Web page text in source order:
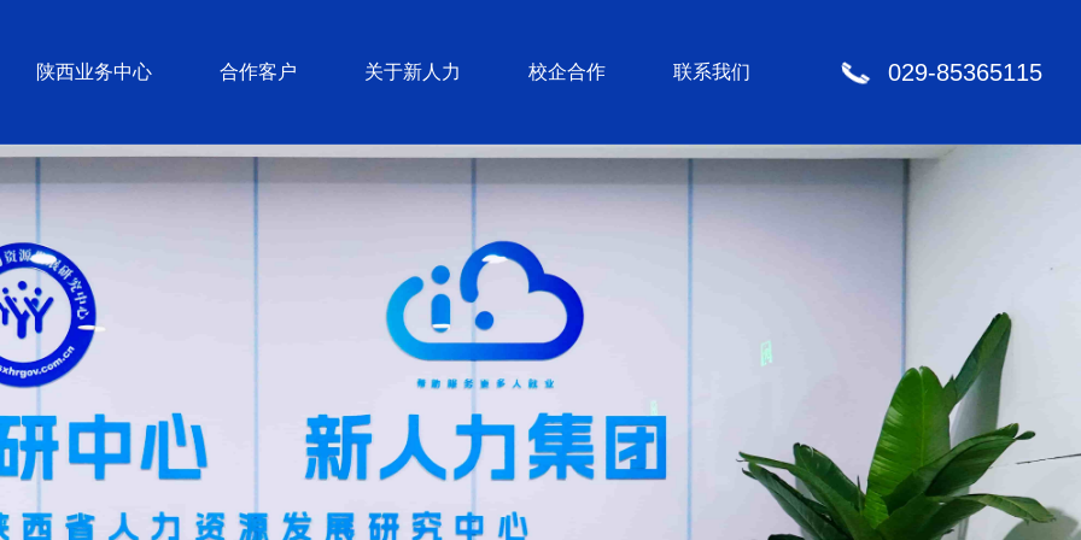
陕西业务中心 合作客户 关于新人力 校企合作 联系我们 029-85365115